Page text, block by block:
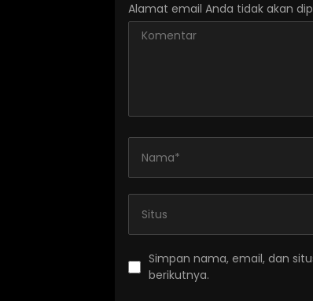
Alamat email Anda tidak akan
Simpan nama, email, dan
berikutnya.